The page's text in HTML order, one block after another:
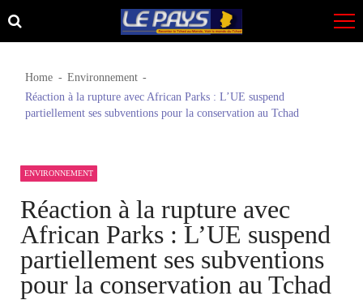
Skip
to
Skip
to
Home
Environnement
Réaction à la rupture avec African Parks : L’UE suspend
partiellement ses subventions pour la conservation au Tchad
ENVIRONNEMENT
Réaction à la rupture avec
African Parks : L’UE suspend
partiellement ses subventions
pour la conservation au Tchad